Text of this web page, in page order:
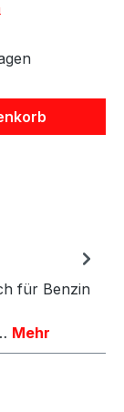
für Benzin
Mehr